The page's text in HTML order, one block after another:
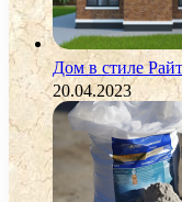
Дом в стиле
20.04.2023